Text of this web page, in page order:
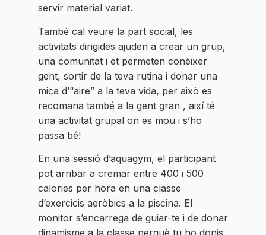
servir material variat.
També cal veure la part social, les
activitats dirigides ajuden a crear un grup,
una comunitat i et permeten conèixer
gent, sortir de la teva rutina i donar una
mica d’“aire” a la teva vida, per això es
recomana també a la gent gran , així té
una activitat grupal on es mou i s’ho
passa bé!
En una sessió d’aquagym, el participant
pot arribar a cremar entre 400 i 500
calories per hora en una classe
d’exercicis aeròbics a la piscina. El
monitor s’encarrega de guiar-te i de donar